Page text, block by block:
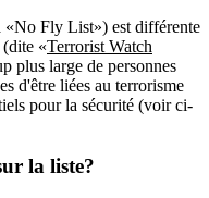
Fly List») est différente
«Terrorist Watch
plus large de personnes
d'être liées au terrorisme
pour la sécurité (voir ci-
la liste?